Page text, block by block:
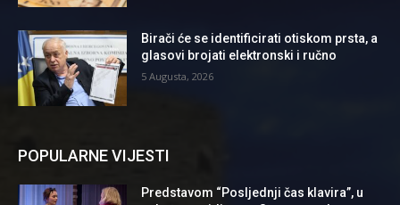
Birači će se identificirati otiskom prsta, a
glasovi brojati elektronski i ručno
5 Augusta, 2026
POPULARNE VIJESTI
Predstavom “Posljednji čas klavira”, u